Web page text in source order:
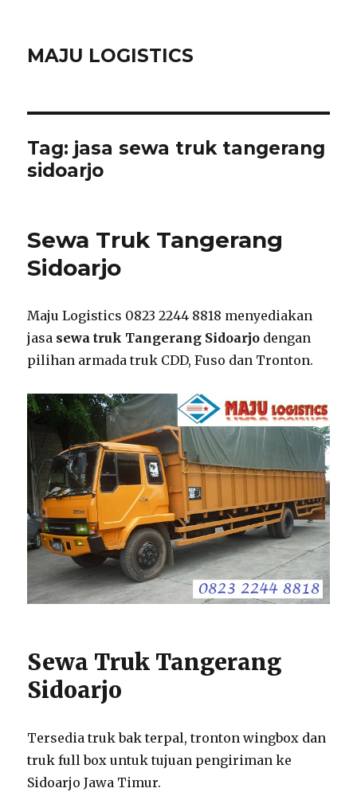
MAJU LOGISTICS
Tag: jasa sewa truk tangerang
sidoarjo
Sewa Truk Tangerang
Sidoarjo
Maju Logistics 0823 2244 8818 menyediakan
jasa sewa truk Tangerang Sidoarjo dengan
pilihan armada truk CDD, Fuso dan Tronton.
Sewa Truk Tangerang
Sidoarjo
Tersedia truk bak terpal, tronton wingbox dan
truk full box untuk tujuan pengiriman ke
Sidoarjo Jawa Timur.